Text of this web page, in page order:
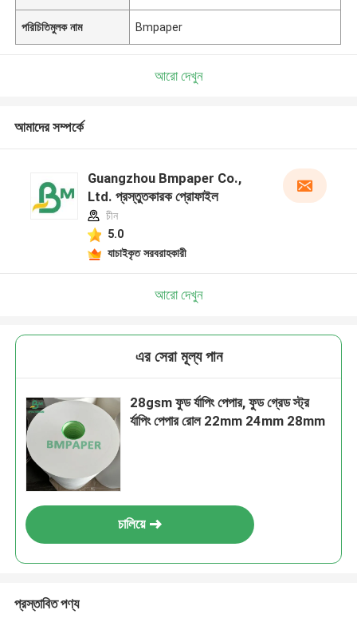
পরিচিতিমুলক নাম Bmpaper
আরো দেখুন
আমাদের সম্পর্কে
Guangzhou Bmpaper Co.,
Ltd. প্রস্তুতকারক প্রোফাইল
চীন
5.0
যাচাইকৃত সরবরাহকারী
আরো দেখুন
এর সেরা মূল্য পান
28gsm ফুড র্যাপিং পেপার, ফুড গ্রেড স্ট্র
র্যাপিং পেপার রোল 22mm 24mm 28mm
চালিয়ে
প্রস্তাবিত পণ্য